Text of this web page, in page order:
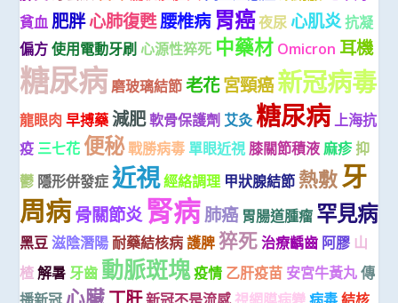
貧血 肥胖心肺復甦腰椎病 胃癌夜尿 心肌炎抗凝
偏方 使用電動牙刷 心源性猝死 中藥材 Omicron 耳機
糖尿病磨玻璃結節 老花宮頸癌新冠病毒
龍眼肉 早搏藥 減肥軟骨保護劑 艾灸 糖尿病上海抗
疫 三七花 便秘戰勝病毒 單眼近視 膝關節積液 麻疹抑
鬱 隱形併發症 近視經絡調理 甲狀腺結節 熱敷牙
周病骨關節炎 腎病肺癌 胃腸道腫瘤 罕見病
黑豆 滋陰潛陽 耐藥結核病 護脾 猝死 治療齲齒 阿膠 山
楂 解暑 牙齒 動脈斑塊疫情 乙肝疫苗 安宮牛黃丸 傳
心臟丁肝